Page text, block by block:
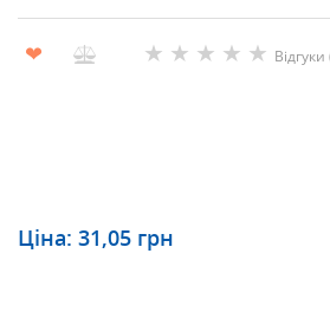
❤ ★ ★ ★ ★ ★ Відгуки
Ціна: 31,05 грн